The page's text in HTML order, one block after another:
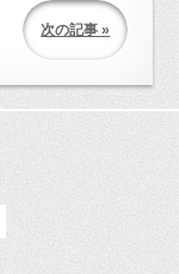
次の記事 »